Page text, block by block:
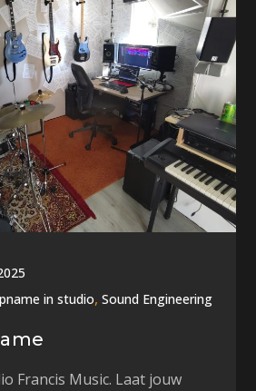
in studio,Sound Engineering
Francis Music. Laat jouw